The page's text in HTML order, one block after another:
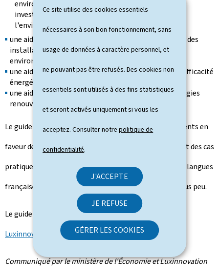
Ce site utilise des cookies essentiels
nécessaires à son bon fonctionnement, sans
usage de données à caractère personnel, et
ne pouvant pas être refusés. Des cookies non
essentiels sont utilisés à des fins statistiques
et seront activés uniquement si vous les
acceptez. Consulter notrepolitique de
confidentialité.
J'ACCEPTE
JE REFUSE
GÉRER LES COOKIES
environnemental, etc.) dans la perspective d'un
investissement en faveur de la protection de
l'environnement (art. 14 de la loi),
une aide à l'investissement dans des technologies ou des
installations qui permettent de dépasser les normes
environnementales applicables (art. 4 de la loi),
une aide à l'investissement en faveur des mesures d'efficacité
énergétique (art. 6 de la loi),
une aide à l'investissement pour la production d'énergies
renouvelables (art. 9 de la loi).
Le guide détaille ces différentes aides aux investissements en
faveur de la protection de l'environnement moyennant des cas
pratiques et des exemples chiffrés. Il est disponible en langues
française et anglaise. Une version allemande suivra sous peu.
Le guide est téléchargeable sur le site Internet de
Luxinnovation
Communiqué par le ministère de l'Économie et Luxinnovation